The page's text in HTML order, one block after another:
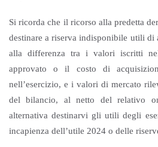
Si ricorda che il ricorso alla predetta
destinare a riserva indisponibile utili di
alla differenza tra i valori iscritti
approvato o il costo di
nell’esercizio, e i valori di mercato
del bilancio, al netto del relativo
alternativa destinarvi gli utili degli
incapienza dell’utile 2024 o delle